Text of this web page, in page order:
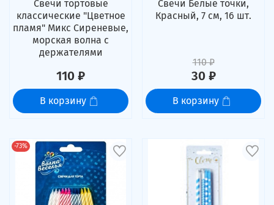
Свечи тортовые
классические "Цветное
пламя" Микс Сиреневые,
морская волна с
держателями
110 ₽
В корзину
Свечи Белые точки,
Красный, 7 см, 16 шт.
110 ₽
30 ₽
В корзину
-73%